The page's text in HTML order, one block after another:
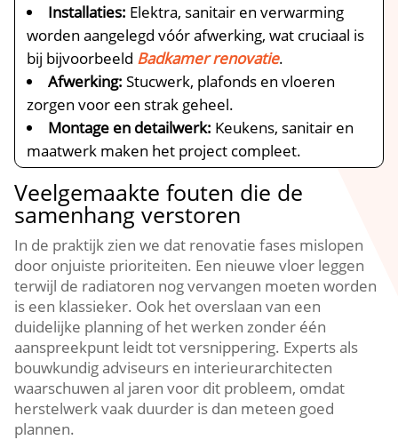
Installaties: Elektra, sanitair en verwarming
worden aangelegd vóór afwerking, wat cruciaal is
bij bijvoorbeeld Badkamer renovatie.​
Afwerking: Stucwerk, plafonds en vloeren
zorgen voor een strak geheel.​
Montage en detailwerk: Keukens, sanitair en
maatwerk maken het project compleet.​
Veelgemaakte fouten die de
samenhang verstoren
In de praktijk zien we dat renovatie fases mislopen
door onjuiste prioriteiten.​ Een nieuwe vloer leggen
terwijl de radiatoren nog vervangen moeten worden
is een klassieker.​ Ook het overslaan van een
duidelijke planning of het werken zonder één
aanspreekpunt leidt tot versnippering.​ Experts als
bouwkundig adviseurs en interieurarchitecten
waarschuwen al jaren voor dit probleem, omdat
herstelwerk vaak duurder is dan meteen goed
plannen.​